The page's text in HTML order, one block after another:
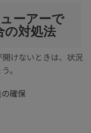
ーアーで
の対処法
けないときは、状況
。
確保